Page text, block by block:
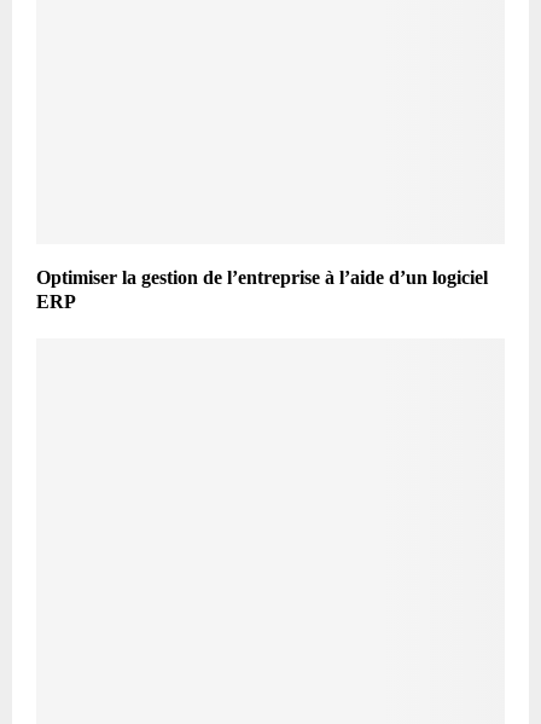
Optimiser la gestion de l’entreprise à l’aide d’un logiciel
ERP